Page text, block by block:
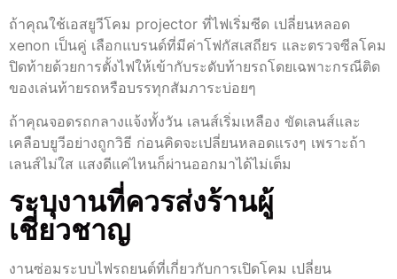
ถ้าคุณใช้เอสยูวีโคม projector ที่ไฟเริ่มซีด เปลี่ยนหลอด
xenon เป็นคู่ เลือกแบรนด์ที่มีค่าโฟกัสเสถียร และตรวจซีลโคม
ปิดท้ายด้วยการตั้งไฟให้เข้ากับระดับท้ายรถโดยเฉพาะกรณีติด
ของเล่นท้ายรถหรือบรรทุกสัมภาระบ่อยๆ
ถ้าคุณจอดรถกลางแจ้งทั้งวัน เลนส์เริ่มเหลือง ขัดเลนส์และ
เคลือบยูวีอย่างถูกวิธี ก่อนคิดจะเปลี่ยนหลอดแรงๆ เพราะถ้า
เลนส์ไม่ใส แสงดีแค่ไหนก็ผ่านออกมาได้ไม่เต็ม
ระบุงานที่ควรส่งร้านผู้
เชี่ยวชาญ
งานซ่อมระบบไฟรถยนต์ที่เกี่ยวกับการเปิดโคม เปลี่ยน